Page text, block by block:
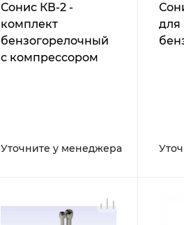
Сонис КВ-2 -
комплект
бензогорелочный
с компрессором
Уточните у менеджера
для